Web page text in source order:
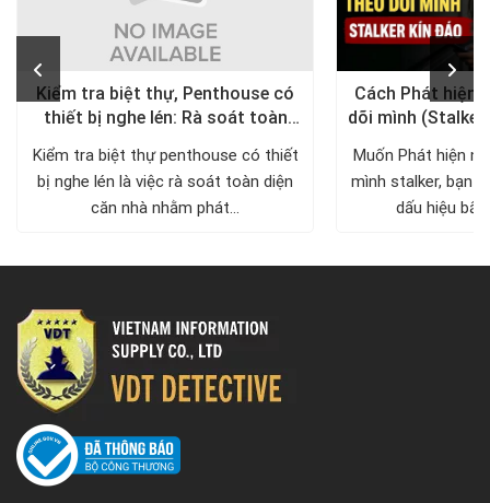
Kiểm tra biệt thự, Penthouse có
thiết bị nghe lén: Rà soát toàn
diện, trả lại không gian riêng tư
Kiểm tra biệt thự penthouse có thiết
bị nghe lén là việc rà soát toàn diện
căn nhà nhằm phát...
Cách Phát hiện
dõi mình
Muốn Phát hiện
mình stalker, bạn
dấu hiệu bất